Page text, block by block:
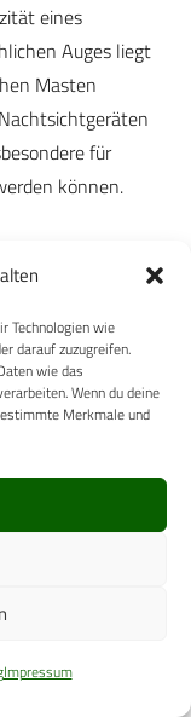
Technologien wie
darauf zuzugreifen.
wie das
Wenn du deine
Merkmale und
Impressum
eines
Auges liegt
Masten
für
können.
Kontrastsehen
verfügen über je
Blau, Rot oder
wird die
determiniert. Der
2
des
des